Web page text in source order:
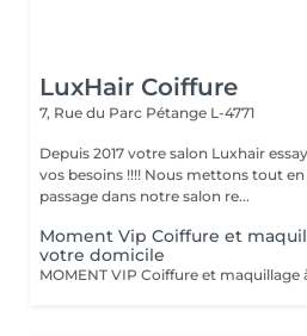
LuxHair Coiffure
7, Rue du Parc Pétange L-4771
Depuis 2017 votre salon Luxhair
vos besoins !!!! Nous mettons tout en oeuvre pour que votre
passage dans notre salon re...
Moment Vip Coiffure et
votre domicile